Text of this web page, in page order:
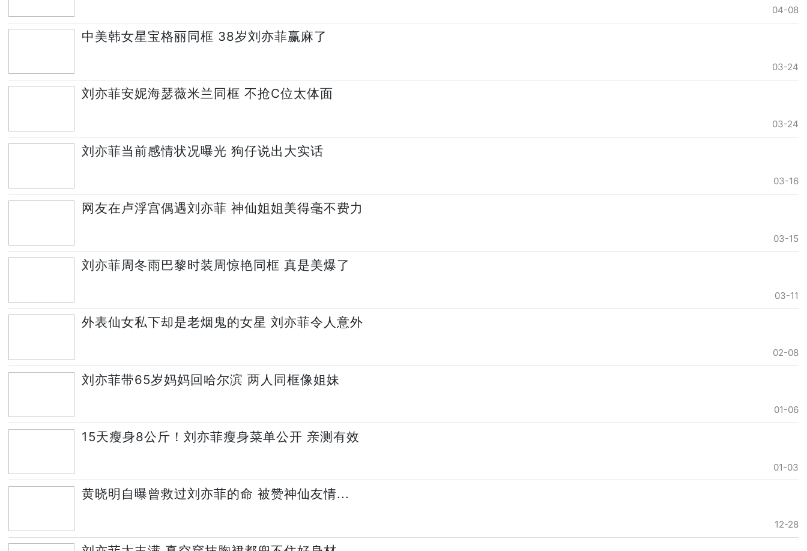
04-08
中美韩女星宝格丽同框 38岁刘亦菲赢麻了
03-24
刘亦菲安妮海瑟薇米兰同框 不抢C位太体面
03-24
刘亦菲当前感情状况曝光 狗仔说出大实话
03-16
网友在卢浮宫偶遇刘亦菲 神仙姐姐美得毫不费力
03-15
刘亦菲周冬雨巴黎时装周惊艳同框 真是美爆了
03-11
外表仙女私下却是老烟鬼的女星 刘亦菲令人意外
02-08
刘亦菲带65岁妈妈回哈尔滨 两人同框像姐妹
01-06
15天瘦身8公斤！刘亦菲瘦身菜单公开 亲测有效
01-03
黄晓明自曝曾救过刘亦菲的命 被赞神仙友情...
12-28